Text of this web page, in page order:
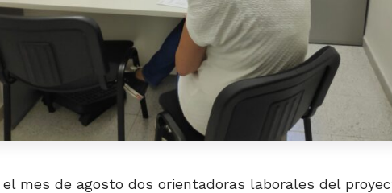
mes de agosto dos orientadoras laborales del